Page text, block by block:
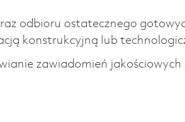
odbioru ostatecznego
konstrukcyjną lub
zawiadomień